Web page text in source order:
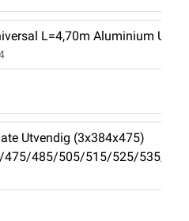
L=4,70m Aluminium
Utvendig (3x384x475)
475/485/505/515/525/535/